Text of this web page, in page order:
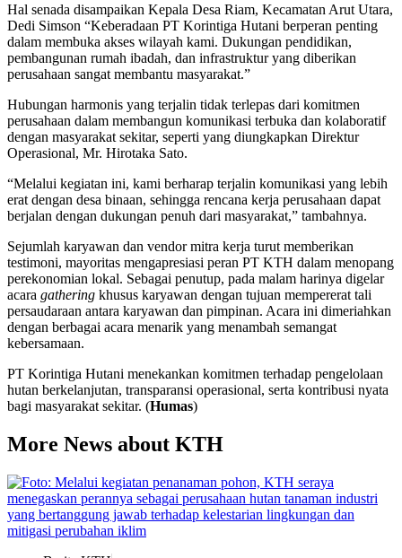
Hal senada disampaikan Kepala Desa Riam, Kecamatan Arut Utara,
Dedi Simson “Keberadaan PT Korintiga Hutani berperan penting
dalam membuka akses wilayah kami. Dukungan pendidikan,
pembangunan rumah ibadah, dan infrastruktur yang diberikan
perusahaan sangat membantu masyarakat.”
Hubungan harmonis yang terjalin tidak terlepas dari komitmen
perusahaan dalam membangun komunikasi terbuka dan kolaboratif
dengan masyarakat sekitar, seperti yang diungkapkan Direktur
Operasional, Mr. Hirotaka Sato.
“Melalui kegiatan ini, kami berharap terjalin komunikasi yang lebih
erat dengan desa binaan, sehingga rencana kerja perusahaan dapat
berjalan dengan dukungan penuh dari masyarakat,” tambahnya.
Sejumlah karyawan dan vendor mitra kerja turut memberikan
testimoni, mayoritas mengapresiasi peran PT KTH dalam menopang
perekonomian lokal. Sebagai penutup, pada malam harinya digelar
acara gathering khusus karyawan dengan tujuan mempererat tali
persaudaraan antara karyawan dan pimpinan. Acara ini dimeriahkan
dengan berbagai acara menarik yang menambah semangat
kebersamaan.
PT Korintiga Hutani menekankan komitmen terhadap pengelolaan
hutan berkelanjutan, transparansi operasional, serta kontribusi nyata
bagi masyarakat sekitar. (Humas)
More News about KTH